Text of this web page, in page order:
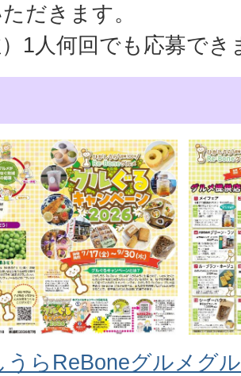
だきます。
）1人何回でも応募でき
うらReBoneグルメグ